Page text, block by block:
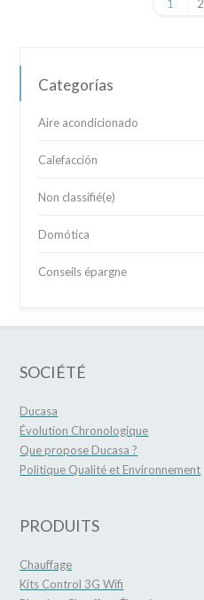
1 2
Categorías
Aire acondicionado
Calefacción
Non classifié(e)
Domótica
Conseils épargne
SOCIÉTÉ
Ducasa
Évolution Chronologique
Que propose Ducasa ?
Politique Qualité et Environnement
PRODUITS
Chauffage
Kits Control 3G Wifi